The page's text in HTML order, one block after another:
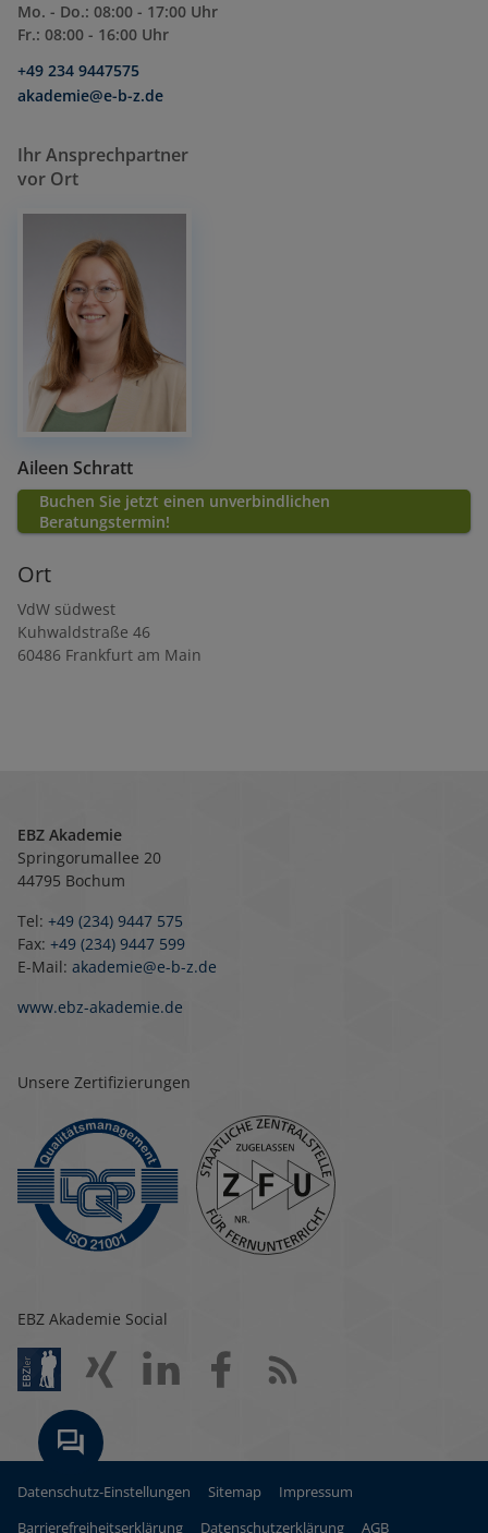
Mo. - Do.: 08:00 - 17:00 Uhr
Fr.: 08:00 - 16:00 Uhr
+49 234 9447575
akademie@e-b-z.de
Ihr Ansprechpartner
vor Ort
Aileen Schratt
Buchen Sie jetzt einen unverbindlichen
Beratungstermin!
Ort
VdW südwest
Kuhwaldstraße 46
60486 Frankfurt am Main
EBZ Akademie
Springorumallee 20
44795 Bochum
Tel: +49 (234) 9447 575
Fax: +49 (234) 9447 599
E-Mail: akademie@e-b-z.de
www.ebz-akademie.de
Unsere Zertifizierungen
EBZ Akademie Social
Datenschutz-Einstellungen Sitemap
Impressum
Barrierefreiheitserklärung
Datenschutzerklärung AGB